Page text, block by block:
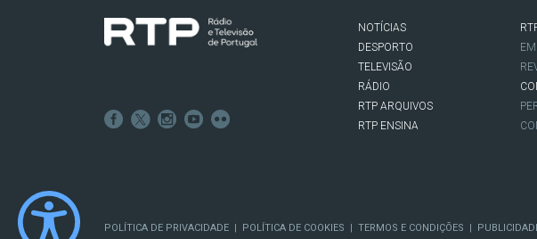
NOTÍCIAS
DESPORTO
TELEVISÃO
RÁDIO
RTP ARQUIVOS
RTP ENSINA
POLÍTICA DE PRIVACIDADE POLÍTICA DE COOKIES TERMOS E CONDIÇÕES